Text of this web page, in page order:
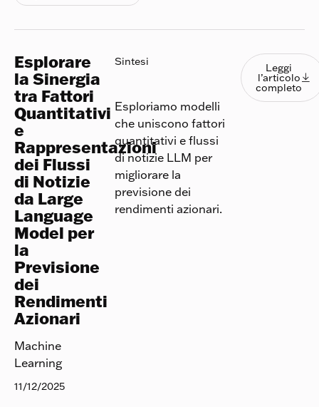
Esplorare
la Sinergia
tra Fattori
Quantitativi
e
Rappresentazioni
dei Flussi
di Notizie
da Large
Language
Model per
la
Previsione
dei
Rendimenti
Azionari
Machine
Learning
11/12/2025
Sintesi
Esploriamo modelli
che uniscono fattori
quantitativi e flussi
di notizie LLM per
migliorare la
previsione dei
rendimenti azionari.
Leggi
Leggi
l’articolo
completo
